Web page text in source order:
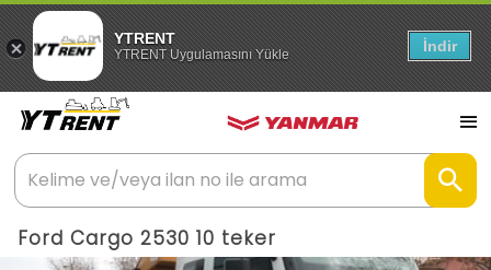
YTRENT
YTRENT Uygulamasını Yükle İndir
Ford Cargo 2530 10 teker